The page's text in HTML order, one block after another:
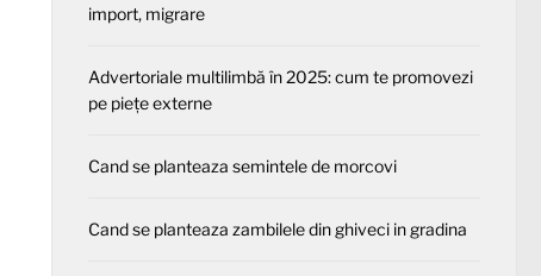
import, migrare
Advertoriale multilimbă în 2025: cum te promovezi
pe piețe externe
Cand se planteaza semintele de morcovi
Cand se planteaza zambilele din ghiveci in gradina